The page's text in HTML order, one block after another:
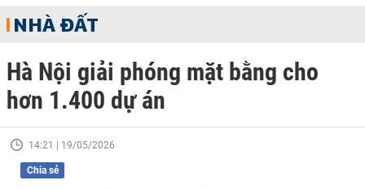
NHÀ ĐẤT
Hà Nội giải phóng mặt bằng cho
hơn 1.400 dự án
14:21 | 19/05/2026
Chia sẻ